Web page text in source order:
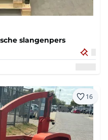
slangenpers
16